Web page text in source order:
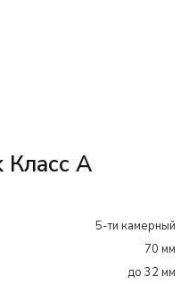
Класс А
5-ти камерный
70 мм
до 32 мм